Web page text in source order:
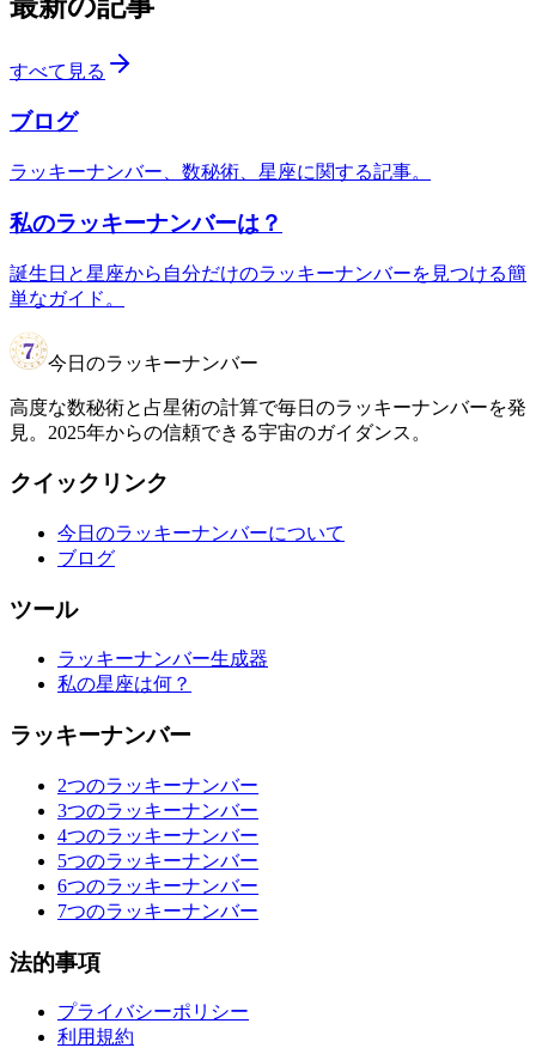
すべて見る
ブログ
ラッキーナンバー、数秘術、星座に関する記事。
私のラッキーナンバーは？
誕生日と星座から自分だけのラッキーナンバーを見つける簡
単なガイド。
今日のラッキーナンバー
高度な数秘術と占星術の計算で毎日のラッキーナンバーを発
見。2025年からの信頼できる宇宙のガイダンス。
クイックリンク
今日のラッキーナンバーについて
ブログ
ツール
ラッキーナンバー生成器
私の星座は何？
ラッキーナンバー
2つのラッキーナンバー
3つのラッキーナンバー
4つのラッキーナンバー
5つのラッキーナンバー
6つのラッキーナンバー
7つのラッキーナンバー
法的事項
プライバシーポリシー
利用規約